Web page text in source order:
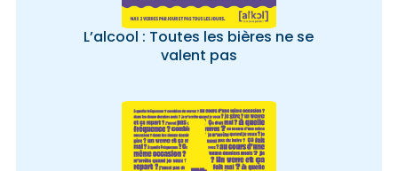
L’alcool : Toutes les bières ne se
valent pas